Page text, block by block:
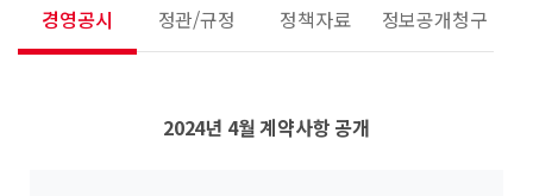
경영공시 정관/규정 정책자료 정보공개청구
2024년 4월 계약사항 공개